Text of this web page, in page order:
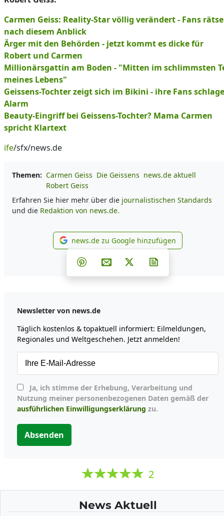
Carmen Geiss: Reality-Star völlig verändert - Fans
nach diesem Anblick
Ärger mit den Behörden - jetzt kommt es dicke für
Robert und Carmen
Millionärsgattin am Boden - "Mitten im schlimmsten
meines Lebens"
Geissens-Tochter zeigt sich im Bikini - ihre Fans
Alarm
Beauty-Eingriff bei Geissens-Tochter? Mama Carmen
spricht Klartext
ife/sfx/news.de
Themen: Carmen Geiss Die Geissens news.de aktuell
Robert Geiss
Erfahren Sie hier mehr über die journalistischen Standards
und die Redaktion von news.de.
news.de zu Google
news.de zu Google hinzufügen
Teilen auf Facebook
Teilen auf Whatsapp
Teilen auf Telegram
Teilen auf Pinterest
Per E-Mail teilen
Post auf XNewsletter
Newsletter von news.de
Täglich kostenlos & topaktuell informiert: Eilmeldungen,
Regionales und Weltgeschehen. Jetzt anmelden!
Nutzung meiner personenbezogenen Daten gemäß der
ausführlichen Einwilligungserklärung zu.
Absenden
2
News Aktuell